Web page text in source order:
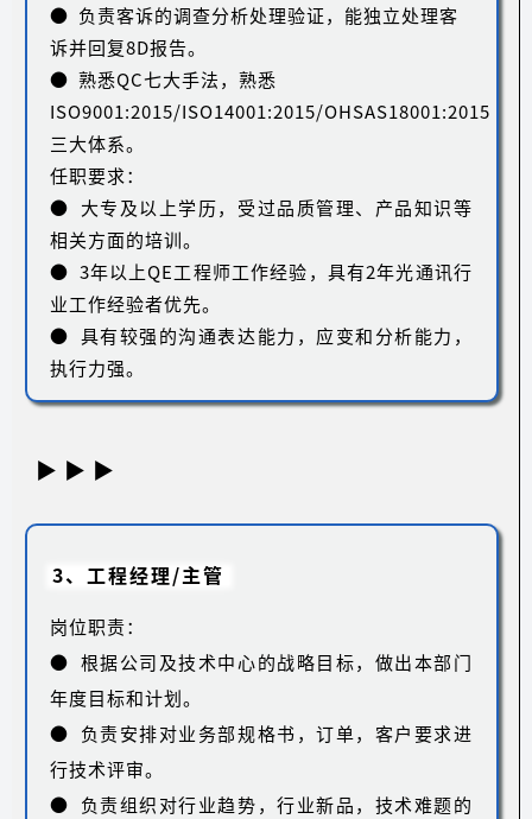
● 负责客诉的调查分析处理验证，能独立处理客
诉并回复8D报告。
● 熟悉QC七大手法，熟悉
ISO9001:2015/ISO14001:2015/OHSAS18001:2015
三大体系。
任职要求：
● 大专及以上学历，受过品质管理、产品知识等
相关方面的培训。
● 3年以上QE工程师工作经验，具有2年光通讯行
业工作经验者优先。
● 具有较强的沟通表达能力，应变和分析能力，
执行力强。
▶ ▶ ▶
3、工程经理/主管
岗位职责：
● 根据公司及技术中心的战略目标，做出本部门
年度目标和计划。
● 负责安排对业务部规格书，订单，客户要求进
行技术评审。
● 负责组织对行业趋势，行业新品，技术难题的